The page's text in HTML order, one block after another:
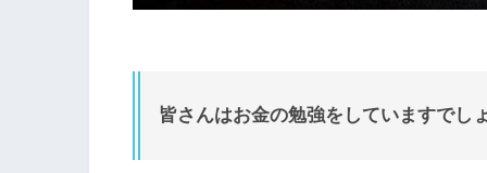
皆さんはお金の勉強をしていますでし